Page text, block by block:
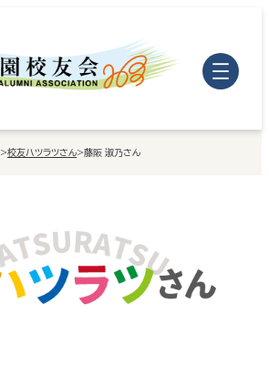
>校友ハツラツさん>藤阪 淑乃さん